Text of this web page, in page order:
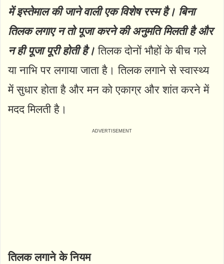
में इस्तेमाल की जाने वाली एक विशेष रस्म है। बिना
तिलक लगाए न तो पूजा करने की अनुमति मिलती है और
न ही पूजा पूरी होती है। तिलक दोनों भौहों के बीच गले
या नाभि पर लगाया जाता है। तिलक लगाने से स्वास्थ्य
में सुधार होता है और मन को एकाग्र और शांत करने में
मदद मिलती है।
तिलक लगाने के नियम